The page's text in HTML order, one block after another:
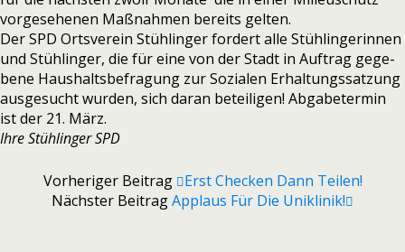
vor­ge­se­he­nen Maßnahmen bereits gel­ten.
Der SPD Ortsverein Stühlinger for­dert alle Stühlingerinnen
und Stühlinger, die für eine von der Stadt in Auftrag gege­
bene Haushaltsbefragung zur Sozialen Erhaltungssatzung
aus­ge­sucht wur­den, sich daran betei­li­gen! Abgabetermin
ist der 21. März.
Ihre Stühlinger SPD
Vorheriger Beitrag
Erst Checken Dann Teilen!
Nächster BeitragApplaus Für Die Uniklinik!